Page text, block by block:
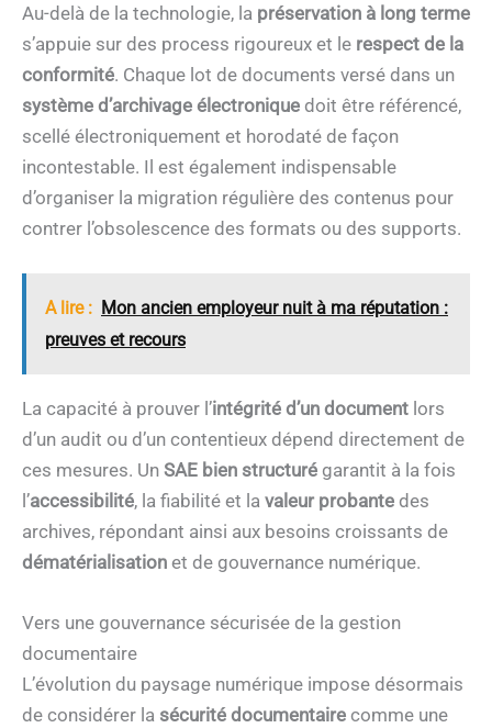
Au-delà de la technologie, la préservation à long terme
s’appuie sur des process rigoureux et le respect de la
conformité. Chaque lot de documents versé dans un
système d’archivage électronique doit être référencé,
scellé électroniquement et horodaté de façon
incontestable. Il est également indispensable
d’organiser la migration régulière des contenus pour
contrer l’obsolescence des formats ou des supports.
A lire : Mon ancien employeur nuit à ma réputation :
preuves et recours
La capacité à prouver l’intégrité d’un document lors
d’un audit ou d’un contentieux dépend directement de
ces mesures. Un SAE bien structuré garantit à la fois
l’accessibilité, la fiabilité et la valeur probante des
archives, répondant ainsi aux besoins croissants de
dématérialisation et de gouvernance numérique.
Vers une gouvernance sécurisée de la gestion
documentaire
L’évolution du paysage numérique impose désormais
de considérer la sécurité documentaire comme une